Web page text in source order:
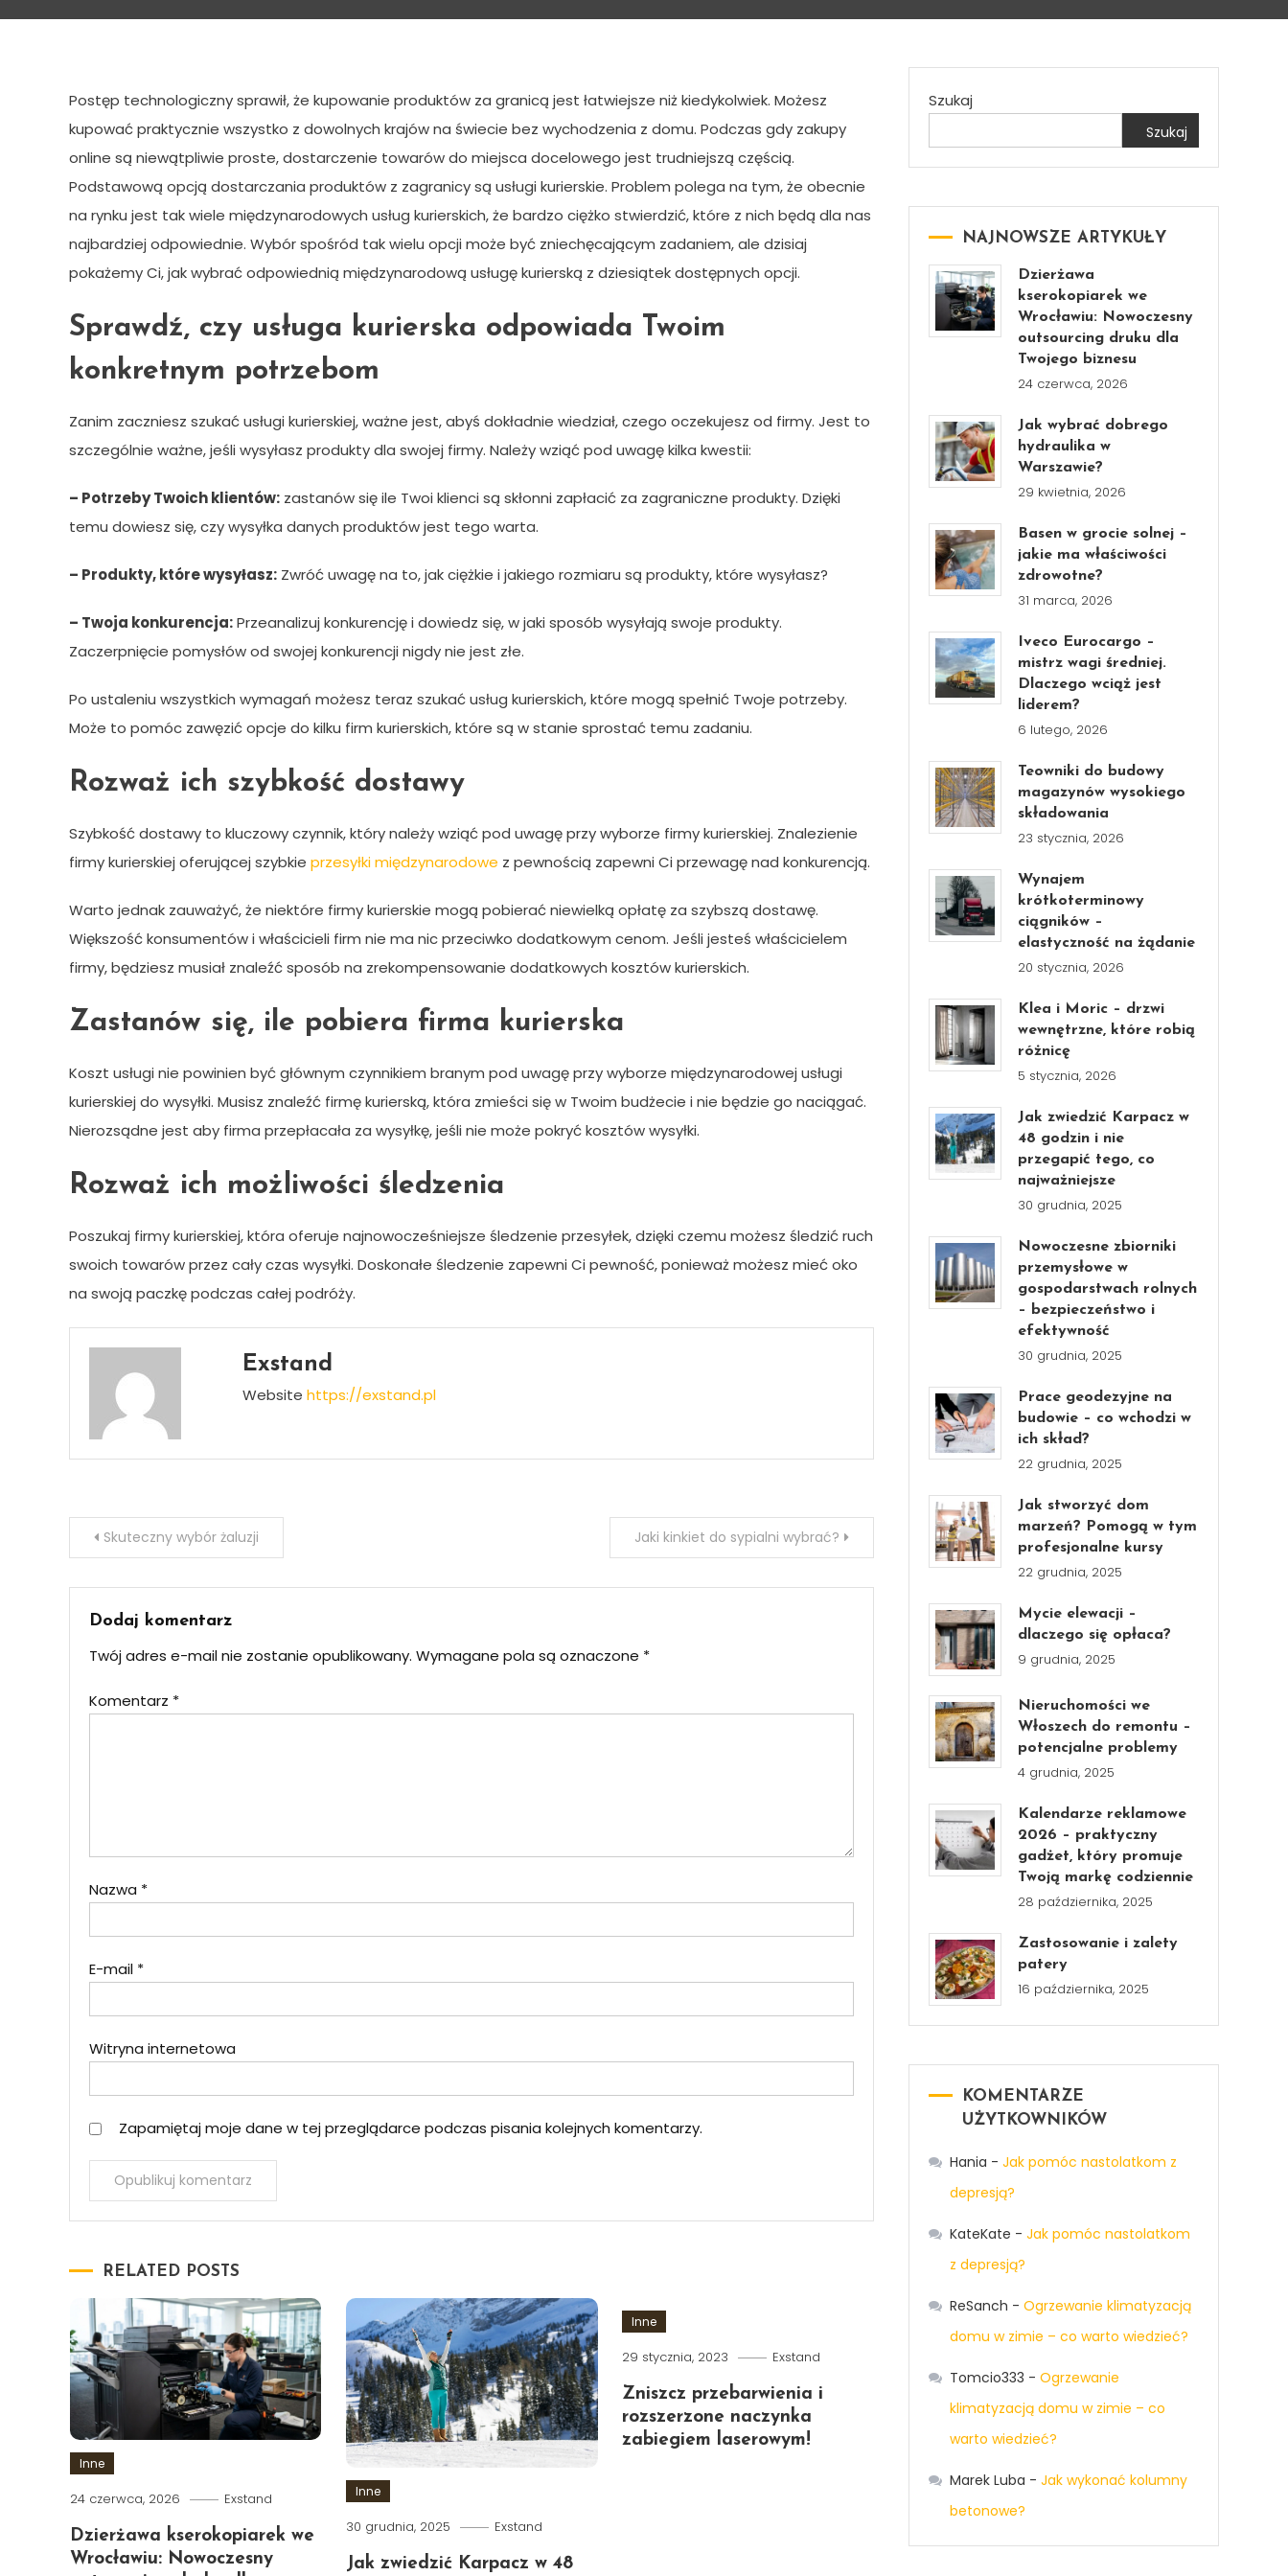
Jak wysłać bezpiecznie przesyłkę międzynarodową?
Postęp technologiczny sprawił, że kupowanie produktów za granicą jest łatwiejsze niż kiedykolwiek. Możesz
kupować praktycznie wszystko z dowolnych krajów na świecie bez wychodzenia z domu. Podczas gdy zakupy
online są niewątpliwie proste, dostarczenie towarów do miejsca docelowego jest trudniejszą częścią.
Podstawową opcją dostarczania produktów z zagranicy są usługi kurierskie. Problem polega na tym, że obecnie
na rynku jest tak wiele międzynarodowych usług kurierskich, że bardzo ciężko stwierdzić, które z nich będą dla nas
najbardziej odpowiednie. Wybór spośród tak wielu opcji może być zniechęcającym zadaniem, ale dzisiaj
pokażemy Ci, jak wybrać odpowiednią międzynarodową usługę kurierską z dziesiątek dostępnych opcji.
Sprawdź, czy usługa kurierska odpowiada Twoim
konkretnym potrzebom
Zanim zaczniesz szukać usługi kurierskiej, ważne jest, abyś dokładnie wiedział, czego oczekujesz od firmy. Jest to
szczególnie ważne, jeśli wysyłasz produkty dla swojej firmy. Należy wziąć pod uwagę kilka kwestii:
– Potrzeby Twoich klientów: zastanów się ile Twoi klienci są skłonni zapłacić za zagraniczne produkty. Dzięki
temu dowiesz się, czy wysyłka danych produktów jest tego warta.
– Produkty, które wysyłasz: Zwróć uwagę na to, jak ciężkie i jakiego rozmiaru są produkty, które wysyłasz?
– Twoja konkurencja:Przeanalizuj konkurencję i dowiedz się, w jaki sposób wysyłają swoje produkty.
Zaczerpnięcie pomysłów od swojej konkurencji nigdy nie jest złe.
Po ustaleniu wszystkich wymagań możesz teraz szukać usług kurierskich, które mogą spełnić Twoje potrzeby.
Może to pomóc zawęzić opcje do kilku firm kurierskich, które są w stanie sprostać temu zadaniu.
Rozważ ich szybkość dostawy
Szybkość dostawy to kluczowy czynnik, który należy wziąć pod uwagę przy wyborze firmy kurierskiej. Znalezienie
firmy kurierskiej oferującej szybkie przesyłki międzynarodowe z pewnością zapewni Ci przewagę nad konkurencją.
Warto jednak zauważyć, że niektóre firmy kurierskie mogą pobierać niewielką opłatę za szybszą dostawę.
Większość konsumentów i właścicieli firm nie ma nic przeciwko dodatkowym cenom. Jeśli jesteś właścicielem
firmy, będziesz musiał znaleźć sposób na zrekompensowanie dodatkowych kosztów kurierskich.
Zastanów się, ile pobiera firma kurierska
Koszt usługi nie powinien być głównym czynnikiem branym pod uwagę przy wyborze międzynarodowej usługi
kurierskiej do wysyłki. Musisz znaleźć firmę kurierską, która zmieści się w Twoim budżecie i nie będzie go naciągać.
Nierozsądne jest aby firma przepłacała za wysyłkę, jeśli nie może pokryć kosztów wysyłki.
Rozważ ich możliwości śledzenia
Poszukaj firmy kurierskiej, która oferuje najnowocześniejsze śledzenie przesyłek, dzięki czemu możesz śledzić ruch
swoich towarów przez cały czas wysyłki. Doskonałe śledzenie zapewni Ci pewność, ponieważ możesz mieć oko
na swoją paczkę podczas całej podróży.
Exstand
Website https://exstand.pl
Nawigacja
wpisu
Skuteczny wybór żaluzji Jaki kinkiet do sypialni wybrać?
Dodaj komentarz
Twój adres e-mail nie zostanie opublikowany. Wymagane pola są oznaczone *
Komentarz *
Nazwa *
E-mail *
Witryna internetowa
Zapamiętaj moje dane w tej przeglądarce podczas pisania kolejnych komentarzy.
RELATED POSTS
Inne
24 czerwca, 2026 Exstand
Dzierżawa kserokopiarek we
Wrocławiu: Nowoczesny
Inne
30 grudnia, 2025 Exstand
Jak zwiedzić Karpacz w 48
Inne
29 stycznia, 2023 Exstand
Zniszcz przebarwienia i
rozszerzone naczynka
zabiegiem laserowym!
Szukaj
Szukaj
NAJNOWSZE ARTYKUŁY
Dzierżawa
kserokopiarek we
Wrocławiu: Nowoczesny
outsourcing druku dla
Twojego biznesu
24 czerwca, 2026
Jak wybrać dobrego
hydraulika w
Warszawie?
29 kwietnia, 2026
Basen w grocie solnej –
jakie ma właściwości
zdrowotne?
31 marca, 2026
Iveco Eurocargo –
mistrz wagi średniej.
Dlaczego wciąż jest
liderem?
6 lutego, 2026
Teowniki do budowy
magazynów wysokiego
składowania
23 stycznia, 2026
Wynajem
krótkoterminowy
ciągników –
elastyczność na żądanie
20 stycznia, 2026
Klea i Moric – drzwi
wewnętrzne, które robią
różnicę
5 stycznia, 2026
Jak zwiedzić Karpacz w
48 godzin i nie
przegapić tego, co
najważniejsze
30 grudnia, 2025
Nowoczesne zbiorniki
przemysłowe w
gospodarstwach rolnych
– bezpieczeństwo i
efektywność
30 grudnia, 2025
Prace geodezyjne na
budowie – co wchodzi w
ich skład?
22 grudnia, 2025
Jak stworzyć dom
marzeń? Pomogą w tym
profesjonalne kursy
22 grudnia, 2025
Mycie elewacji –
dlaczego się opłaca?
9 grudnia, 2025
Nieruchomości we
Włoszech do remontu –
potencjalne problemy
4 grudnia, 2025
Kalendarze reklamowe
2026 – praktyczny
gadżet, który promuje
Twoją markę codziennie
28 października, 2025
Zastosowanie i zalety
patery
16 października, 2025
KOMENTARZE
UŻYTKOWNIKÓW
Hania - Jak pomóc nastolatkom z
depresją?
KateKate - Jak pomóc nastolatkom
z depresją?
ReSanch - Ogrzewanie klimatyzacją
domu w zimie – co warto wiedzieć?
Tomcio333 - Ogrzewanie
klimatyzacją domu w zimie – co
warto wiedzieć?
Marek Luba - Jak wykonać kolumny
betonowe?